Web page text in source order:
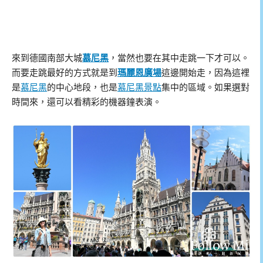
來到德國南部大城慕尼黑 ，當然也要在其中走跳一下才可以。
而要走跳最好的方式就是到 瑪麗恩廣場這邊開始走，因為這裡
是慕尼黑的中心地段，也是慕尼黑景點集中的區域。如果選對
時間來，還可以看精彩的機器鐘表演。